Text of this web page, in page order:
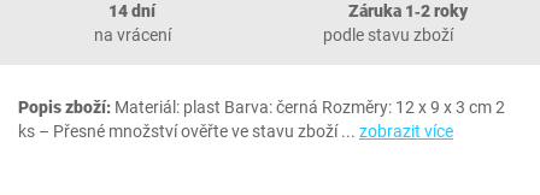
14 dní
na vrácení
Záruka 1‐2 roky
podle stavu zboží
Popis zboží: Materiál: plast Barva: černá Rozměry: ‎12 x 9 x 3 cm 2
ks – Přesné množství ověřte ve stavu zboží... zobrazit více